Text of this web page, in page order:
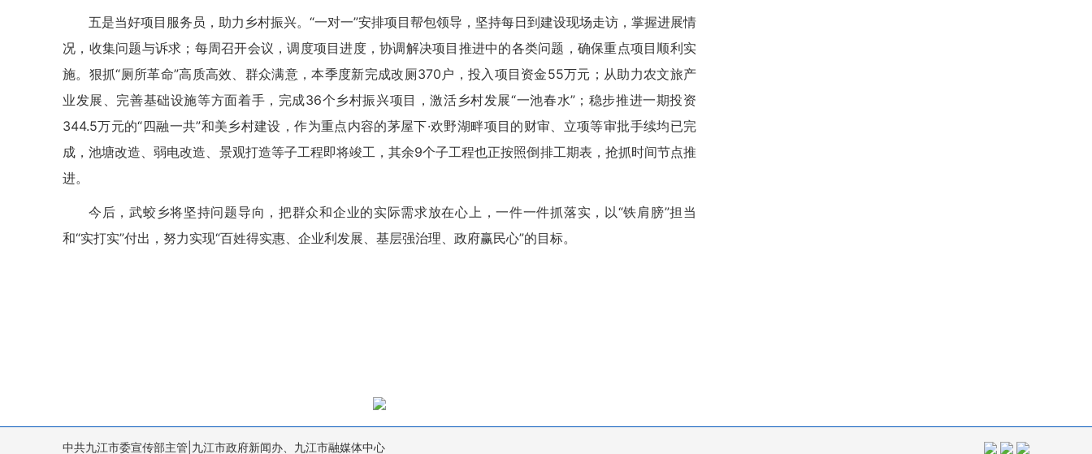
五是当好项目服务员，助力乡村振兴。 “一对一”安排项目帮包领导，坚持每日到建设现场走访，掌握进展情
况，收集问题与诉求；每周召开会议，调度项目进度，协调解决项目推进中的各类问题，确保重点项目顺利实
施。狠抓“厕所革命”高质高效、群众满意，本季度新完成改厕370户，投入项目资金55万元；从助力农文旅产
业发展、完善基础设施等方面着手，完成36个乡村振兴项目，激活乡村发展“一池春水”；稳步推进一期投资
344.5万元的“四融一共”和美乡村建设，作为重点内容的茅屋下·欢野湖畔项目的财审、立项等审批手续均已完
成，池塘改造、弱电改造、景观打造等子工程即将竣工，其余9个子工程也正按照倒排工期表，抢抓时间节点推
进。
今后，武蛟乡将坚持问题导向，把群众和企业的实际需求放在心上，一件一件抓落实，以“铁肩膀”担当
和“实打实”付出，努力实现“百姓得实惠、企业利发展、基层强治理、政府赢民心”的目标。
中共九江市委宣传部主管|九江市政府新闻办、九江市融媒体中心